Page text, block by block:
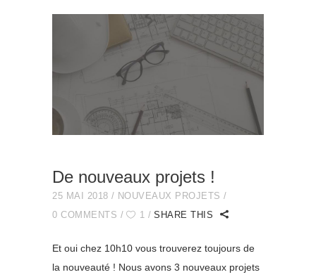
De nouveaux projets !
25 MAI 2018
NOUVEAUX PROJETS
0 COMMENTS
1 SHARE THIS
Et oui chez 10h10 vous trouverez toujours de
la nouveauté ! Nous avons 3 nouveaux projets